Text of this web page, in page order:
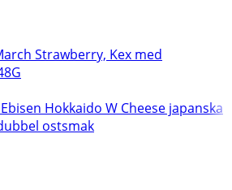
Strawberry, Kex med